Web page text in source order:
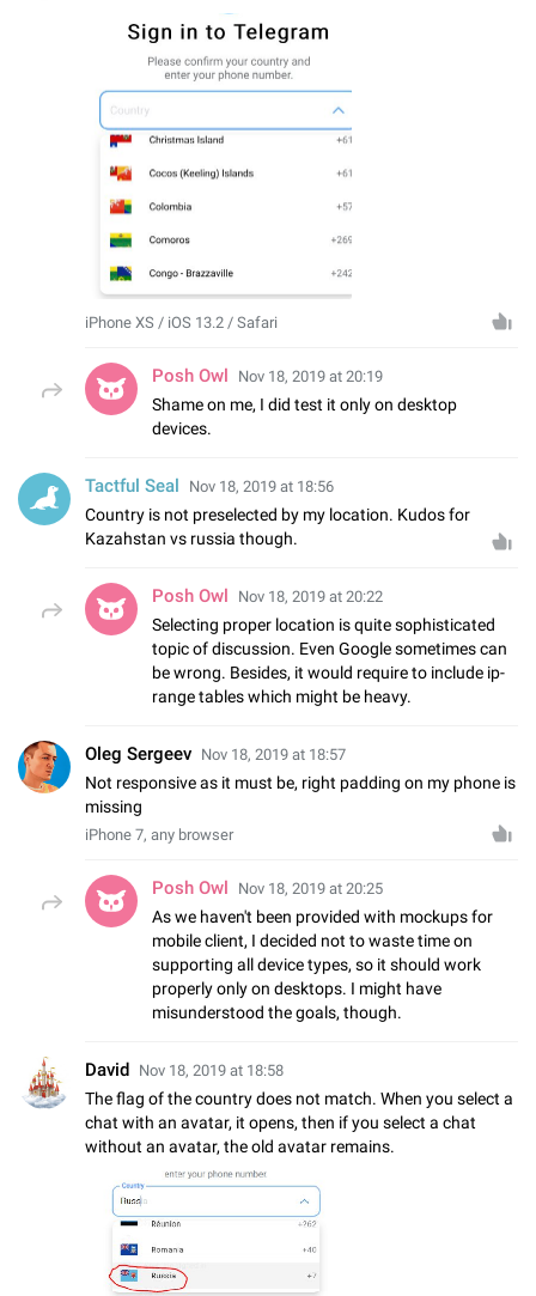
iPhone XS / iOS 13.2 / Safari
Posh Owl Nov 18, 2019 at 20:19
Shame on me, I did test it only on desktop
devices.
Tactful Seal Nov 18, 2019 at 18:56
Country is not preselected by my location. Kudos for
Kazahstan vs russia though.
Posh Owl Nov 18, 2019 at 20:22
Selecting proper location is quite sophisticated
topic of discussion. Even Google sometimes can
be wrong. Besides, it would require to include ip-
range tables which might be heavy.
Oleg Sergeev Nov 18, 2019 at 18:57
Not responsive as it must be, right padding on my phone is
missing
iPhone 7, any browser
Posh Owl Nov 18, 2019 at 20:25
As we haven't been provided with mockups for
mobile client, I decided not to waste time on
supporting all device types, so it should work
properly only on desktops. I might have
misunderstood the goals, though.
David Nov 18, 2019 at 18:58
The flag of the country does not match. When you select a
chat with an avatar, it opens, then if you select a chat
without an avatar, the old avatar remains.